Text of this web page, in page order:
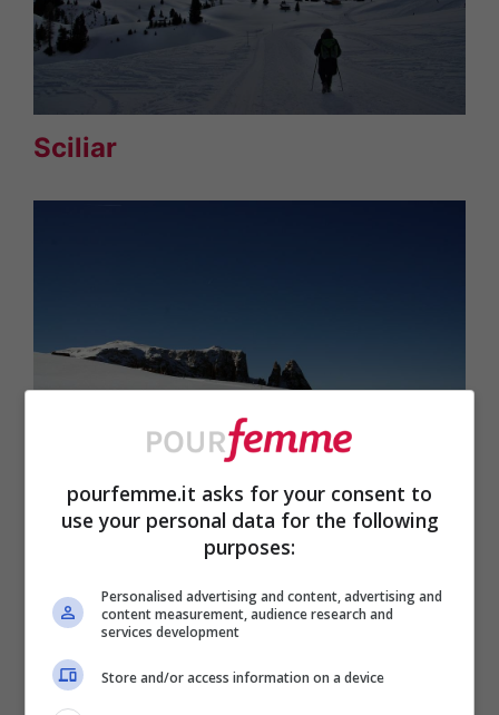
Sciliar
Sciliar in Trentino-Alto Adige
pourfemme.it asks for your consent to
use your personal data for the following
purposes:
Personalised advertising and content, advertising and
content measurement, audience research and
services development
Store and/or access information on a device